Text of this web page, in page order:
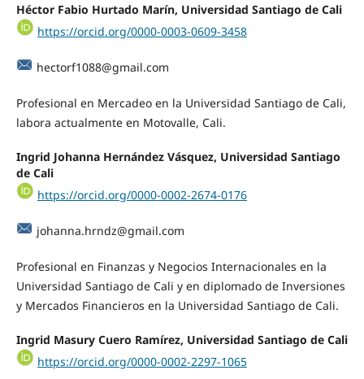
Héctor Fabio Hurtado Marín, Universidad Santiago de Cali
https://orcid.org/0000-0003-0609-3458
hectorf1088@gmail.com
Profesional en Mercadeo en la Universidad Santiago de Cali,
labora actualmente en Motovalle, Cali.
Ingrid Johanna Hernández Vásquez, Universidad Santiago
de Cali
https://orcid.org/0000-0002-2674-0176
johanna.hrndz@gmail.com
Profesional en Finanzas y Negocios Internacionales en la
Universidad Santiago de Cali y en diplomado de Inversiones
y Mercados Financieros en la Universidad Santiago de Cali.
Ingrid Masury Cuero Ramírez, Universidad Santiago de Cali
https://orcid.org/0000-0002-2297-1065